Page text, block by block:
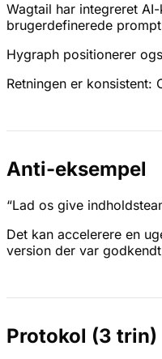
Wagtail har integreret
brugerdefinerede
Hygraph positionerer
Retningen er
Anti-eksempel
“Lad os give
Det kan accelerere en
version der var
Protokol (3 trin)